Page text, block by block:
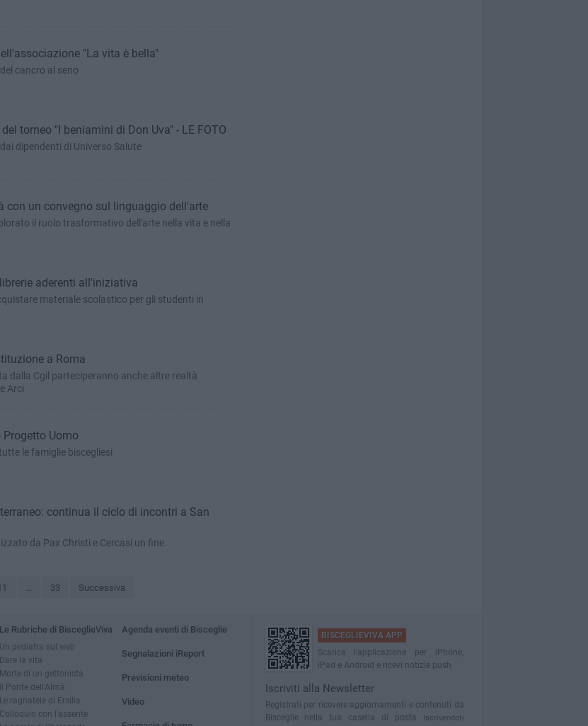
"La vita è bella"
cancro al seno
torneo "I beniamini di Don Uva" - LE FOTO
dipendenti di Universo Salute
un convegno sul linguaggio dell'arte
il ruolo trasformativo dell'arte nella vita e nella
aderenti all'iniziativa
materiale scolastico per gli studenti in
a Roma
dalla Cgil parteciperanno anche altre realtà
Arci
Uomo
le famiglie biscegliesi
continua il ciclo di incontri a San
da Pax Christi e Cercasi un fine.
... 33 Successiva
Le Rubriche di BisceglieViva
Un pediatra sul web
Dare la vita
Morte di un gettonista
Il Ponte dell'Almà
Le ragnatele di Ersilia
Colloquio con l'assente
Agenda eventi di Bisceglie
Segnalazioni iReport
Previsioni meteo
Video
BISCEGLIEVIVA APP
Scarica l'applicazione per iPhone,
iPad e Android e ricevi notizie push
Iscriviti alla Newsletter
Registrati per ricevere aggiornamenti e contenuti da
Bisceglie nella tua casella di posta
Iscrivendoti